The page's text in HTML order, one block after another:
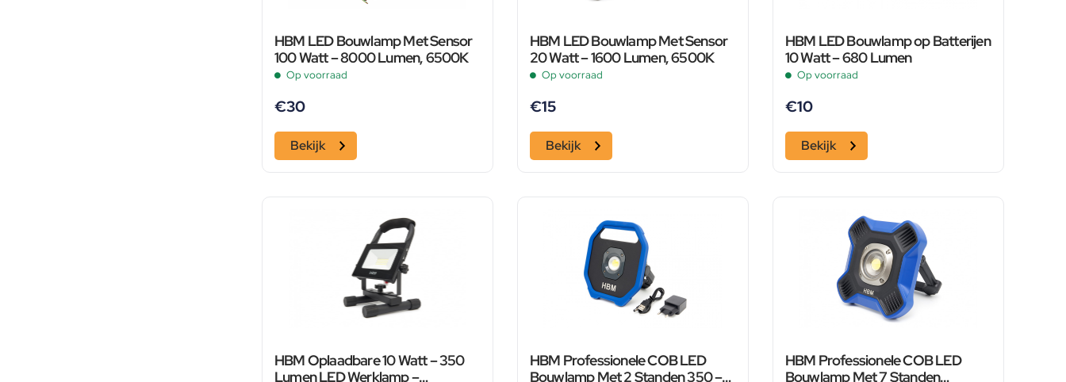
HBM LED Bouwlamp Met Sensor
100 Watt – 8000 Lumen, 6500K
Op voorraad
€30
Bekijk
HBM LED Bouwlamp Met Sensor
20 Watt – 1600 Lumen, 6500K
Op voorraad
€15
Bekijk
HBM LED Bouwlamp op Batterijen
10 Watt – 680 Lumen
Op voorraad
€10
Bekijk
HBM Oplaadbare 10 Watt – 350
Lumen LED Werklamp –
HBM Professionele COB LED
Bouwlamp Met 2 Standen 350 –
HBM Professionele COB LED
Bouwlamp Met 7 Standen